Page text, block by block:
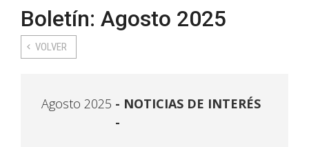
Boletín: Agosto 2025
VOLVER
Agosto 2025
NOTICIAS DE INTERÉS
-